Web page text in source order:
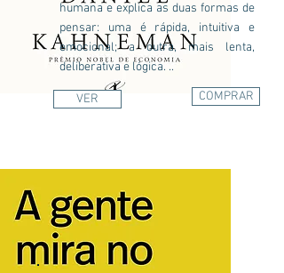
humana e explica as duas formas de
pensar: uma é rápida, intuitiva e
emocional; a outra, mais lenta,
deliberativa e lógica. ..
VER COMPRAR